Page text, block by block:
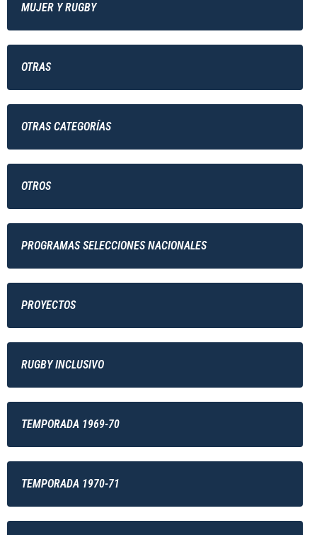
MUJER Y RUGBY
OTRAS
OTRAS CATEGORÍAS
OTROS
PROGRAMAS SELECCIONES NACIONALES
PROYECTOS
RUGBY INCLUSIVO
TEMPORADA 1969-70
TEMPORADA 1970-71